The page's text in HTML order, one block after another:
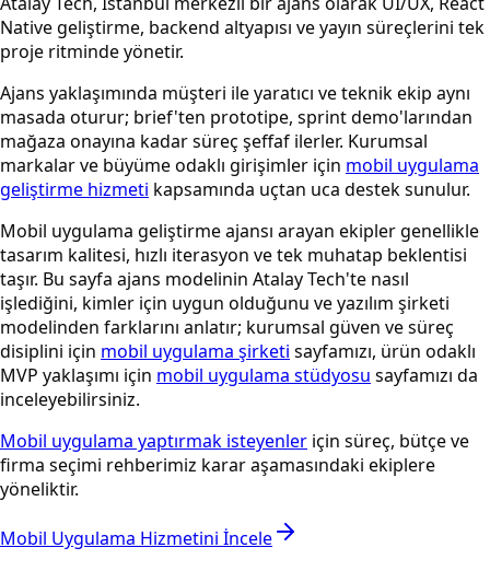
Native geliştirme, backend altyapısı ve yayın süreçlerini tek
proje ritminde yönetir.
Ajans yaklaşımında müşteri ile yaratıcı ve teknik ekip aynı
masada oturur; brief'ten prototipe, sprint demo'larından
mağaza onayına kadar süreç şeffaf ilerler. Kurumsal
markalar ve büyüme odaklı girişimler için mobil uygulama
geliştirme hizmeti kapsamında uçtan uca destek sunulur.
Mobil uygulama geliştirme ajansı arayan ekipler genellikle
tasarım kalitesi, hızlı iterasyon ve tek muhatap beklentisi
taşır. Bu sayfa ajans modelinin Atalay Tech'te nasıl
işlediğini, kimler için uygun olduğunu ve yazılım şirketi
modelinden farklarını anlatır; kurumsal güven ve süreç
disiplini için mobil uygulama şirketi sayfamızı, ürün odaklı
MVP yaklaşımı için mobil uygulama stüdyosu sayfamızı da
inceleyebilirsiniz.
Mobil uygulama yaptırmak isteyenler için süreç, bütçe ve
firma seçimi rehberimiz karar aşamasındaki ekiplere
yöneliktir.
Mobil Uygulama Hizmetini İncele